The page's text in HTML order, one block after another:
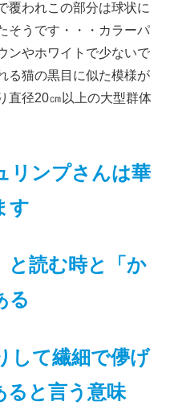
覆われこの部分は球状に
そうです・・・カラーパ
ンやホワイトで少ないで
る猫の黒目に似た模様が
直径20㎝以上の大型群体
リンプさんは華
す
と読む時と「か
る
して繊細で儚げ
ると言う意味